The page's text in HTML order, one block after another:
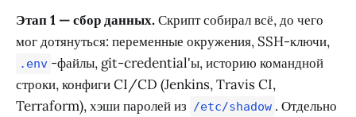
Этап 1 — сбор данных.Скрипт собирал всё, до чего
мог дотянуться: переменные окружения, SSH-ключи,
.env -файлы, git-credential'ы, историю командной
строки, конфиги CI/CD (Jenkins, Travis CI,
Terraform), хэши паролей из /etc/shadow . Отдельно